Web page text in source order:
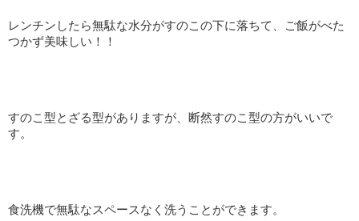
レンチンしたら無駄な水分がすのこの下に落ちて、ご飯がべた
つかず美味しい！！
すのこ型とざる型がありますが、断然すのこ型の方がいいで
す。
食洗機で無駄なスペースなく洗うことができます。